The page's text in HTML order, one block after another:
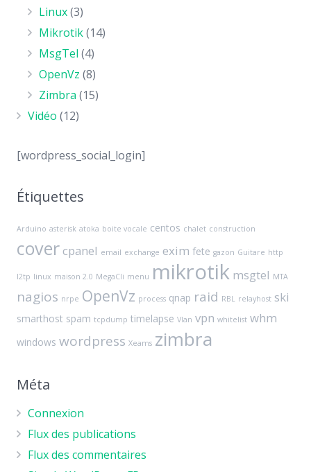
Linux(3)
Mikrotik(14)
MsgTel (4)
OpenVz (8)
Zimbra (15)
Vidéo (12)
[wordpress_social_login]
Étiquettes
Arduino asterisk atoka boite vocale centos chalet construction
cover cpanel email exchange exim fete gazon Guitare http
l2tp linux maison 2.0 MegaCli menu mikrotik msgtel MTA
nagios nrpe OpenVz process qnap raid RBL relayhost ski
smarthost spam tcpdump timelapse Vlan vpn whitelist whm
windows wordpress Xeams zimbra
Méta
Connexion
Flux des publications
Flux des commentaires